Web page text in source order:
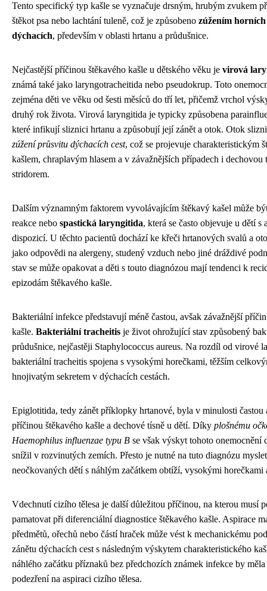
Tento specifický typ kašle se vyznačuje drsným, hrubým zvukem
štěkot psa nebo lachtání tuleně, což je způsobeno zúžením horních
dýchacích, především v oblasti hrtanu a průdušnice.
Nejčastější příčinou štěkavého kašle u dětského věku je virová
známá také jako laryngotracheitida nebo pseudokrup. Toto
zejména děti ve věku od šesti měsíců do tří let, přičemž vrchol
druhý rok života. Virová laryngitida je typicky způsobena
které infikují sliznici hrtanu a způsobují její zánět a otok. Otok
zúžení průsvitu dýchacích cest, což se projevuje charakteristickým
kašlem, chraplavým hlasem a v závažnějších případech i dechovou
stridorem.
Dalším významným faktorem vyvolávajícím štěkavý kašel může
reakce nebo spastická laryngitida, která se často objevuje u dětí s
dispozicí. U těchto pacientů dochází ke křeči hrtanových svalů a
jako odpovědi na alergeny, studený vzduch nebo jiné dráždivé
stav se může opakovat a děti s touto diagnózou mají tendenci k
epizodám štěkavého kašle.
Bakteriální infekce představují méně častou, avšak závažnější
kašle. Bakteriální tracheitis je život ohrožující stav způsobený
průdušnice, nejčastěji Staphylococcus aureus. Na rozdíl od virové
bakteriální tracheitis spojena s vysokými horečkami, těžším
hnojivatým sekretem v dýchacích cestách.
Epiglotitida, tedy zánět příklopky hrtanové, byla v minulosti častou
příčinou štěkavého kašle a dechové tísně u dětí. Díky plošnému
Haemophilus influenzae typu B se však výskyt tohoto onemocnění
snížil v rozvinutých zemích. Přesto je nutné na tuto diagnózu
neočkovaných dětí s náhlým začátkem obtíží, vysokými horečkami
Vdechnutí cizího tělesa je další důležitou příčinou, na kterou musí
pamatovat při diferenciální diagnostice štěkavého kašle. Aspirace
předmětů, ořechů nebo částí hraček může vést k mechanickému
zánětu dýchacích cest s následným výskytem charakteristického
náhlého začátku příznaků bez předchozích známek infekce by
podezření na aspiraci cizího tělesa.